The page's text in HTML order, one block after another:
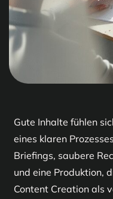
Gute Inhalte fühlen
eines klaren
Briefings, saubere
und eine Produktion,
Content Creation als